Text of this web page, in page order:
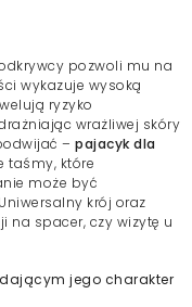
pozwoli mu na
wykazuje wysoką
ryzyko
wrażliwej skóry
– pajacyk dla
taśmy, które
może być
krój oraz
na spacer, czy wizytę u
jego charakter